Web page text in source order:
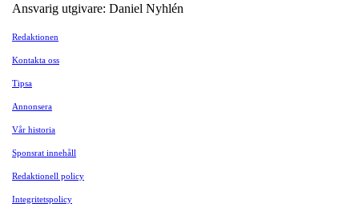
Ansvarig utgivare: Daniel Nyhlén
Redaktionen
Kontakta oss
Tipsa
Annonsera
Vår historia
Sponsrat innehåll
Redaktionell policy
Integritetspolicy